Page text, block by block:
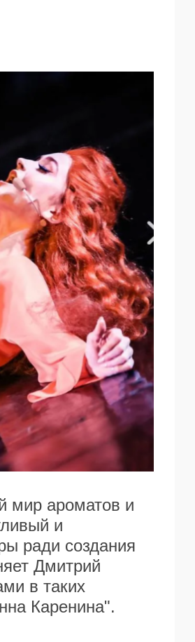
мир ароматов и
и
ради создания
Дмитрий
в таких
Каренина".